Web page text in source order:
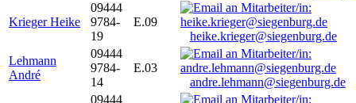
Krieger Heike
09444
9784-
19
E.09
heike.krieger@siegenburg.de
Lehmann
André
09444
9784-
14
E.03
andre.lehmann@siegenburg.de
09444